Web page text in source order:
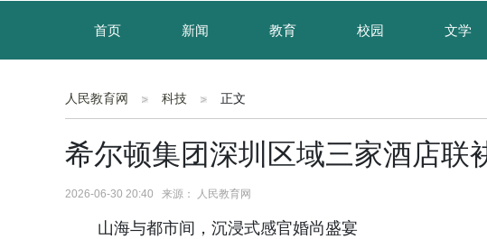
首页 新闻 教育 校园 文学
育儿 资讯
人民教育网 科技 正文
希尔顿集团深圳区域三家酒店联
2026-06-30 20:40 来源： 人民教育网
山海与都市间，沉浸式感官婚尚盛宴